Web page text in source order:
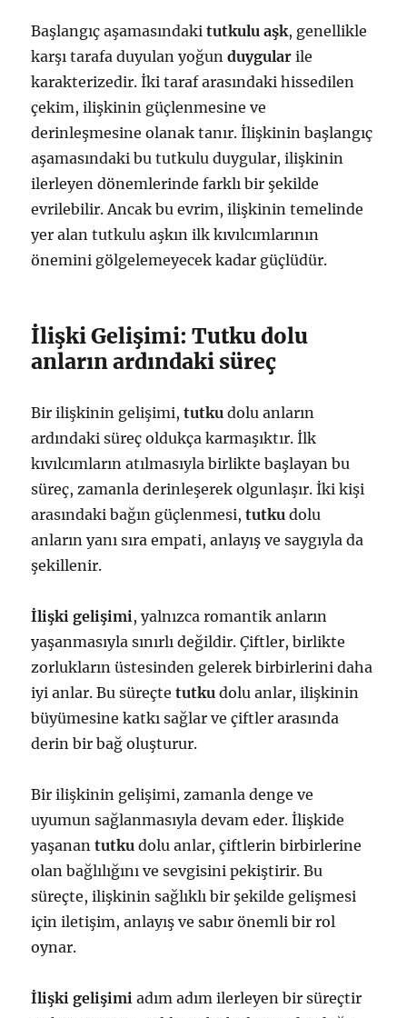
Başlangıç aşamasındakitutkulu aşk, genellikle
karşı tarafa duyulan yoğunduygular ile
karakterizedir. İki taraf arasındaki hissedilen
çekim, ilişkinin güçlenmesine ve
derinleşmesine olanak tanır. İlişkinin başlangıç
aşamasındaki bu tutkulu duygular, ilişkinin
ilerleyen dönemlerinde farklı bir şekilde
evrilebilir. Ancak bu evrim, ilişkinin temelinde
yer alan tutkulu aşkın ilk kıvılcımlarının
önemini gölgelemeyecek kadar güçlüdür.
İlişki Gelişimi: Tutku dolu
anların ardındaki süreç
Bir ilişkinin gelişimi,tutku dolu anların
ardındaki süreç oldukça karmaşıktır. İlk
kıvılcımların atılmasıyla birlikte başlayan bu
süreç, zamanla derinleşerek olgunlaşır. İki kişi
arasındaki bağın güçlenmesi,tutku dolu
anların yanı sıra empati, anlayış ve saygıyla da
şekillenir.
İlişki gelişimi, yalnızca romantik anların
yaşanmasıyla sınırlı değildir. Çiftler, birlikte
zorlukların üstesinden gelerek birbirlerini daha
iyi anlar. Bu süreçtetutku dolu anlar, ilişkinin
büyümesine katkı sağlar ve çiftler arasında
derin bir bağ oluşturur.
Bir ilişkinin gelişimi, zamanla denge ve
uyumun sağlanmasıyla devam eder. İlişkide
yaşanantutku dolu anlar, çiftlerin birbirlerine
olan bağlılığını ve sevgisini pekiştirir. Bu
süreçte, ilişkinin sağlıklı bir şekilde gelişmesi
için iletişim, anlayış ve sabır önemli bir rol
oynar.
İlişki gelişimi adım adım ilerleyen bir süreçtir